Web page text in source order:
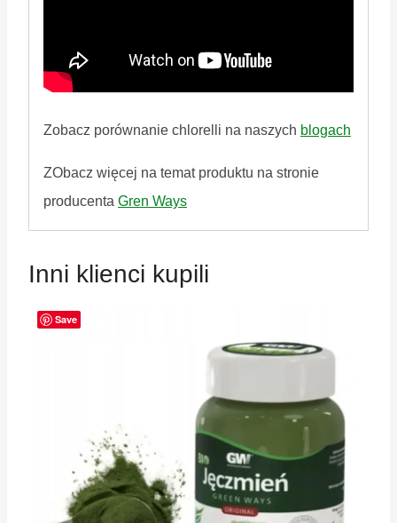
Zobacz porównanie chlorelli na naszych blogach
ZObacz więcej na temat produktu na stronie
producenta Gren Ways
Inni klienci kupili
Save